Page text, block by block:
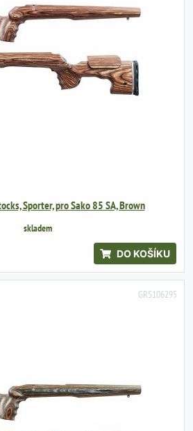
Sporter, pro Sako 85 SA, Brown
skladem
DO KOŠÍKU
GRS106295